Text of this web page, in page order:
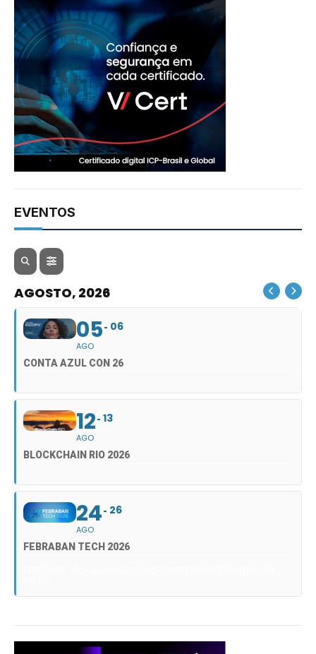
EVENTOS
AGOSTO, 2026
05
AGO
06
CONTA AZUL CON 26
12
AGO
13
BLOCKCHAIN RIO 2026
24
AGO
26
FEBRABAN TECH 2026